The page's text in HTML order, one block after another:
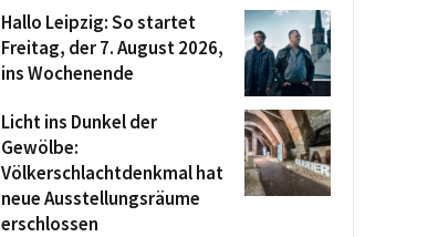
Hallo Leipzig: So startet
Freitag, der 7. August 2026,
ins Wochenende
Licht ins Dunkel der
Gewölbe:
Völkerschlachtdenkmal hat
neue Ausstellungsräume
erschlossen